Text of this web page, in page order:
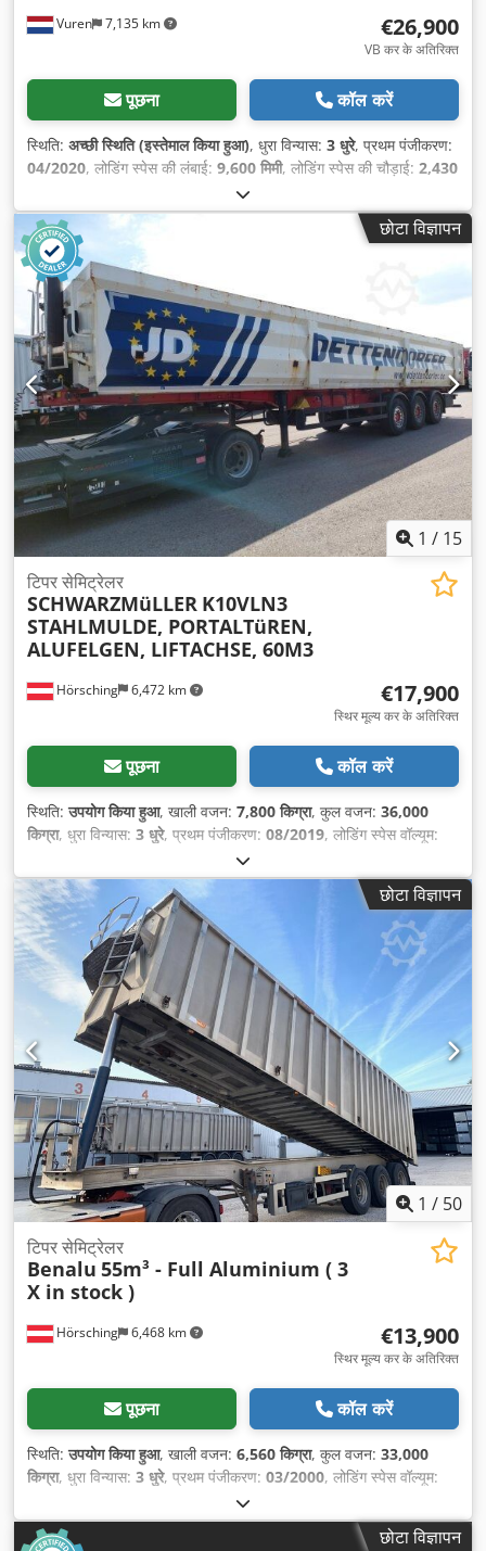
Vuren 7,135 km €26,900
VB कर के अतिरिक्त
पूछना कॉल करें
स्थिति: अच्छी स्थिति (इस्तेमाल किया हुआ), धुरा विन्यास: 3 धुरे, प्रथम पंजीकरण:
04/2020, लोडिंग स्पेस की लंबाई: 9,600 मिमी, लोडिंग स्पेस की चौड़ाई: 2,430
2,080 मिमी
चौड़ाई:2,500 मिमी, कुल ऊँचाई:3,800 मिमी, सस्पेंशन:हवा, टायर का आकार:
385/65R22,5
एबीएस छोटा विज्ञापन
1 / 15
Hörsching 6,472 km
टिपर सेमिट्रेलर
SCHWARZMüLLER K10VLN3
STAHLMULDE, PORTALTüREN,
ALUFELGEN, LIFTACHSE, 60M3
€17,900
स्थिर मूल्य कर के अतिरिक्त
पूछना कॉल करें
स्थिति:उपयोग किया हुआ, खाली वजन: 7,800 किग्रा, कुल वजन: 36,000
किग्रा, धुरा विन्यास: 3 धुरे, प्रथम पंजीकरण: 08/2019, लोडिंग स्पेस वॉल्यूम:
, टायर का आकार:385/65 R 22,5
100 प्रतिशत, उपकरण:एबीएस,
छोटा विज्ञापन
1 / 50
Hörsching 6,468 km
टिपर सेमिट्रेलर
Benalu 55m³ - Full Aluminium ( 3
X in stock )
€13,900
स्थिर मूल्य कर के अतिरिक्त
पूछना कॉल करें
स्थिति:उपयोग किया हुआ, खाली वजन: 6,560 किग्रा, कुल वजन: 33,000
किग्रा, धुरा विन्यास: 3 धुरे, प्रथम पंजीकरण: 03/2000, लोडिंग स्पेस वॉल्यूम:
, टायर का आकार:385/65 R22.5
उपकरण:एबीएस,
छोटा विज्ञापन